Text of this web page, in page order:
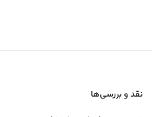
نقد و بررسی‌ها